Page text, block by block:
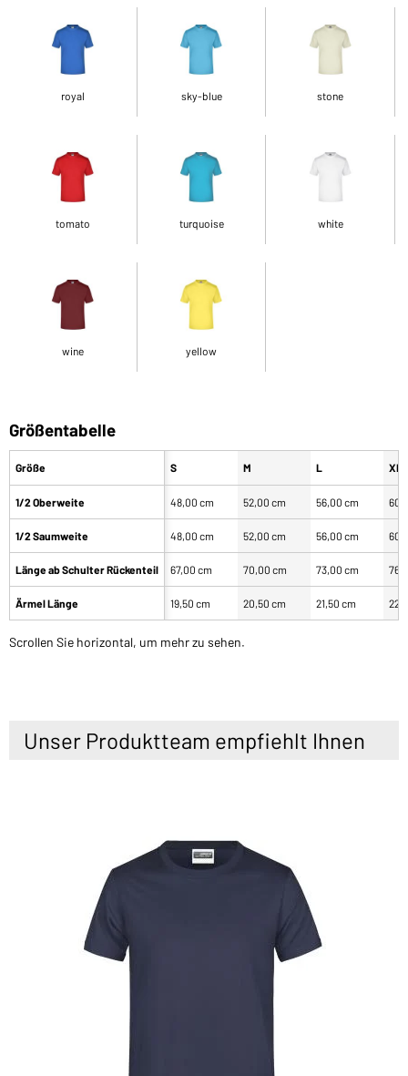
royal sky-blue stone
tomato turquoise white
wine yellow
Größentabelle
Größe
1/2 Oberweite
1/2 Saumweite
Länge ab Schulter Rückenteil
Ärmel Länge
S M L XL
48,00 cm 52,00 cm 56,00 cm
48,00 cm 52,00 cm 56,00 cm
67,00 cm 70,00 cm 73,00 cm
19,50 cm 20,50 cm 21,50 cm
Scrollen Sie horizontal, um mehr zu sehen.
Unser Produktteam empfiehlt Ihnen